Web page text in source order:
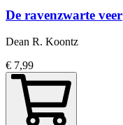
De ravenzwarte veer
Dean R. Koontz
€ 7,99